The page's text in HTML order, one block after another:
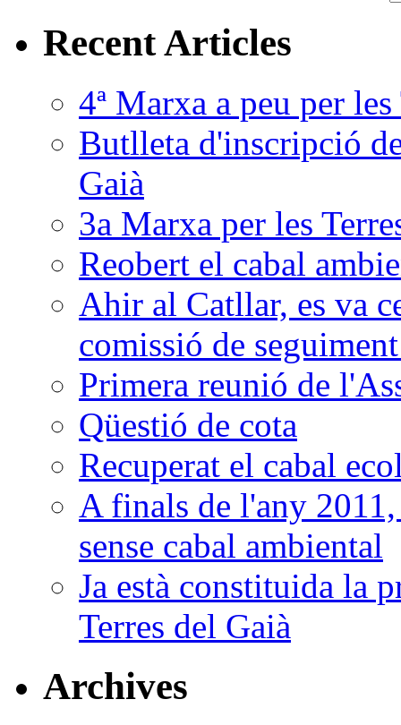
Recent Articles
4ª Marxa a peu per
Butlleta d'inscripció
Gaià
3a Marxa per les
Reobert el cabal
Ahir al Catllar, es va
comissió de
Primera reunió de
Qüestió de cota
Recuperat el cabal
A finals de l'any
sense cabal ambiental
Ja està constituida la
Terres del Gaià
Archives